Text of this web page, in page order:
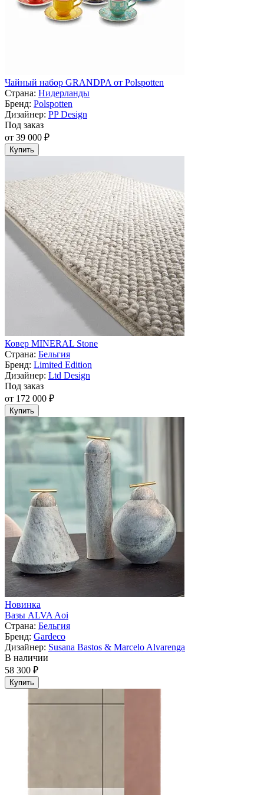
Чайный набор GRANDPA от Polspotten
Страна: Нидерланды
Бренд: Polspotten
Дизайнер: PP Design
Под заказ
от 39 000 ₽
Купить
Ковер MINERAL Stone
Страна: Бельгия
Бренд: Limited Edition
Дизайнер: Ltd Design
Под заказ
от 172 000 ₽
Купить
Новинка
Вазы ALVA Aoi
Страна: Бельгия
Бренд: Gardeco
Дизайнер: Susana Bastos & Marcelo Alvarenga
В наличии
58 300 ₽
Купить